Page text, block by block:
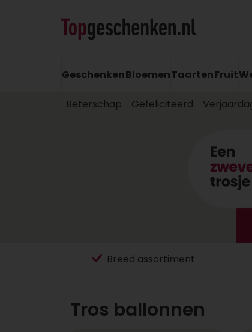
GeschenkenBloemenTaartenFruit
Beterschap Gefeliciteerd
Breed assortiment
Tros ballonnen